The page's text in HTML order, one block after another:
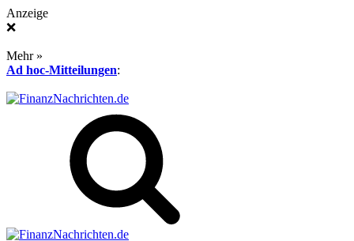
Anzeige
❌
Mehr »
Ad hoc-Mitteilungen: